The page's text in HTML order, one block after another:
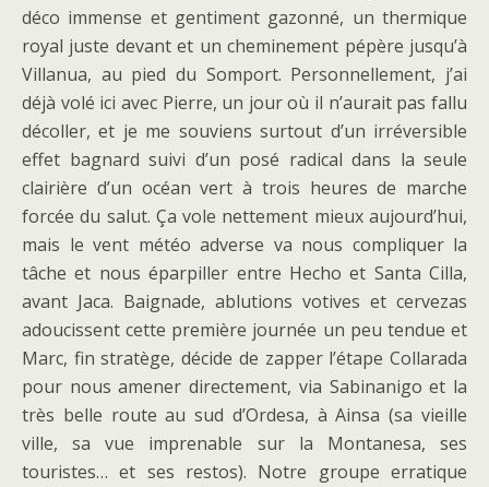
déco immense et gentiment gazonné, un thermique
royal juste devant et un cheminement pépère jusqu’à
Villanua, au pied du Somport. Personnellement, j’ai
déjà volé ici avec Pierre, un jour où il n’aurait pas fallu
décoller, et je me souviens surtout d’un irréversible
effet bagnard suivi d’un posé radical dans la seule
clairière d’un océan vert à trois heures de marche
forcée du salut. Ça vole nettement mieux aujourd’hui,
mais le vent météo adverse va nous compliquer la
tâche et nous éparpiller entre Hecho et Santa Cilla,
avant Jaca. Baignade, ablutions votives et cervezas
adoucissent cette première journée un peu tendue et
Marc, fin stratège, décide de zapper l’étape Collarada
pour nous amener directement, via Sabinanigo et la
très belle route au sud d’Ordesa, à Ainsa (sa vieille
ville, sa vue imprenable sur la Montanesa, ses
touristes… et ses restos). Notre groupe erratique